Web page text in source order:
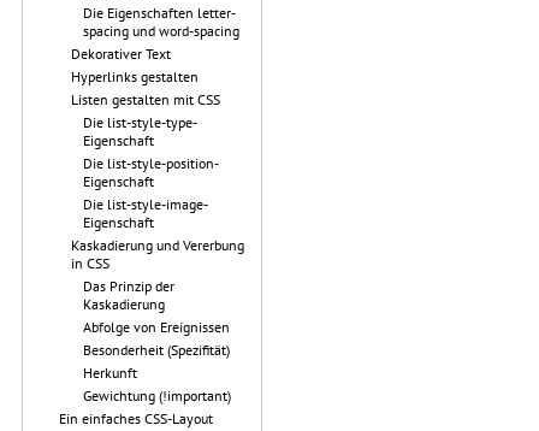
Die Eigenschaften letter-
spacing und word-spacing
Dekorativer Text
Hyperlinks gestalten
Listen gestalten mit CSS
Die list-style-type-
Eigenschaft
Die list-style-position-
Eigenschaft
Die list-style-image-
Eigenschaft
Kaskadierung und Vererbung
in CSS
Das Prinzip der
Kaskadierung
Abfolge von Ereignissen
Besonderheit (Spezifität)
Herkunft
Gewichtung (!important)
Ein einfaches CSS-Layout